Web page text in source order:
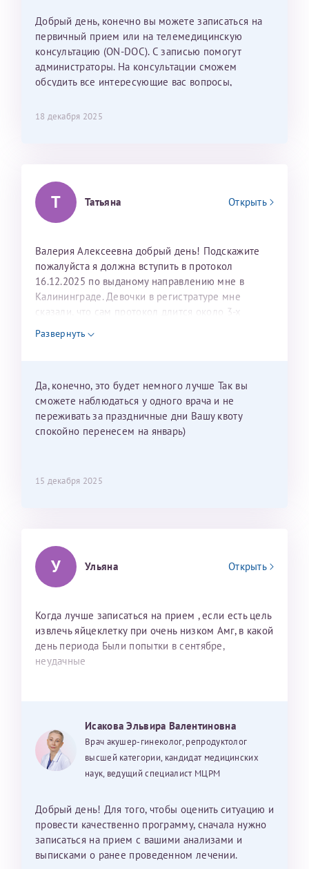
С ней общение было, как с давней знакомой, очень
лёгкое и простое. Вообще в данной клинике весь
персонал очень вежливый и чуткий, прям приятно
находиться. Мы собираемся туда ещё за вторым
ребёнком, и конечно же только к Ринату
26 июля 2026
Добрый день, конечно вы можете записаться на
первичный прием или на телемедицинскую
консультацию (ON-DOC). С записью помогут
администраторы. На консультации сможем
обсудить все интересующие вас вопросы,
18 декабря 2025
Т Татьяна Открыть
Валерия Алексеевна добрый день! Подскажите
пожалуйста я должна вступить в протокол
16.12.2025 по выданому направлению мне в
Калининграде. Девочки в регистратуре мне
сказали, что сам протокол длится около 3-х
недель и 3 недели я должна находится в Питере.
Можно мне новый год провести в Калининграде и
Развернуть
Да, конечно, это будет немного лучше Так вы
сможете наблюдаться у одного врача и не
переживать за праздничные дни Вашу квоту
спокойно перенесем на январь)
15 декабря 2025
У Ульяна Открыть
Когда лучше записаться на прием , если есть цель
извлечь яйцеклетку при очень низком Амг, в какой
день периода Были попытки в сентябре,
неудачные
Исакова Эльвира Валентиновна
Врач акушер-гинеколог, репродуктолог
высшей категории, кандидат медицинских
наук, ведущий специалист МЦРМ
Добрый день! Для того, чтобы оценить ситуацию и
провести качественно программу, сначала нужно
записаться на прием с вашими анализами и
выписками о ранее проведенном лечении.